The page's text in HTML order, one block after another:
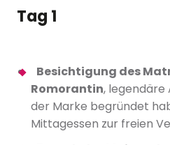
Tag 1
Besichtigung des
Romorantin, legendäre
der Marke begründet
Mittagessen zur freien